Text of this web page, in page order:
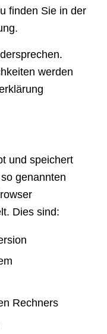
finden Sie in der
werden
und speichert
genannten
Dies sind:
Rechners